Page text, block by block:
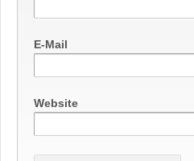
E-Mail
Website